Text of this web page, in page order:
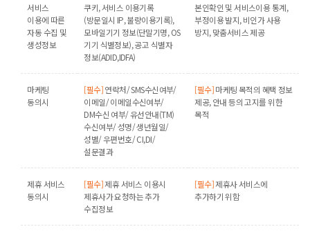
서비스
이용에 따른
자동 수집 및
생성정보
쿠키, 서비스 이용기록
(방문일시 IP, 불량이용기록),
모바일기기 정보(단말기명, OS
기기 식별정보), 공고 식별자
정보(ADID,IDFA)
본인확인 및 서비스이용 통계,
부정이용 발지, 비인가 사용
방지, 맞춤서비스 제공
마케팅
동의시
[필수]연락처/ SMS수신여부/
이메일/ 이메일수신여부/
DM수신 여부/ 유선안내(TM)
수신여부/ 성명/ 생년월일/
성별/ 우편번호/ CI,DI/
설문결과
[필수]마케팅 목적의 혜택 정보
제공, 안내 등의 고지를 위한
목적
제휴 서비스
동의시
[필수]제휴 서비스 이용시
제휴사가 요청하는 추가
수집정보
[필수]제휴사 서비스에
추가하기 위함